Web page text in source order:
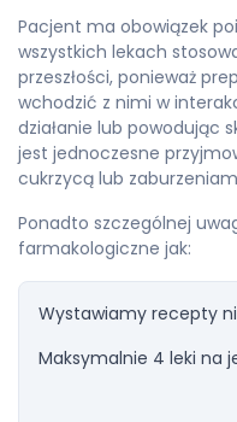
Pacjent ma obowiązek
wszystkich lekach
przeszłości, ponieważ
wchodzić z nimi w
działanie lub powodując
jest jednoczesne
cukrzycą lub
Ponadto szczególnej
farmakologiczne jak:
Wystawiamy recepty
Maksymalnie 4 leki na